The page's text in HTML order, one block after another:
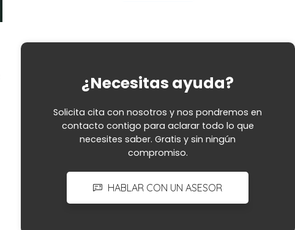
¿Necesitas ayuda?
Solicita cita con nosotros y nos pondremos en
contacto contigo para aclarar todo lo que
necesites saber. Gratis y sin ningún
compromiso.
HABLAR CON UN ASESOR